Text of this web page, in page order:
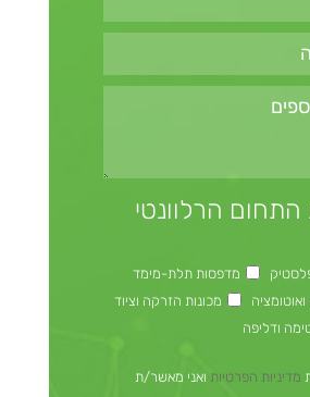
הרלוונטי
מדפסות תלת-מימד
מכונות הזרקה וציוד
ודליפה
מדיניות הפרטיות ואני מאשר/ת